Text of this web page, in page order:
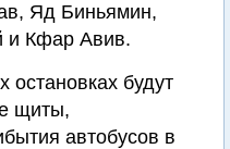
Яд Биньямин,
и Кфар Авив.
остановках будут
щиты,
автобусов в